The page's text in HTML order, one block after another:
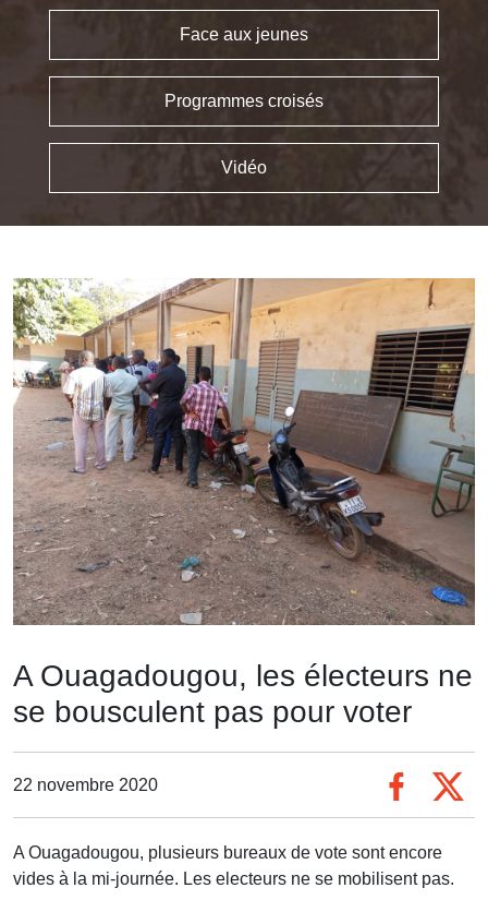
Face aux jeunes
Programmes croisés
Vidéo
A Ouagadougou, les électeurs ne
se bousculent pas pour voter
22 novembre 2020
A Ouagadougou, plusieurs bureaux de vote sont encore
vides à la mi-journée. Les electeurs ne se mobilisent pas.